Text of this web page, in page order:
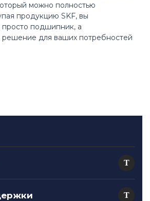
можно полностью
продукцию SKF, вы
подшипник, а
решение для ваших потребностей